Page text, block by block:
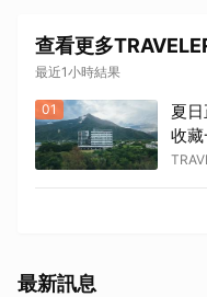
查看更多
最近1小時結果
01
夏
收
最新訊息